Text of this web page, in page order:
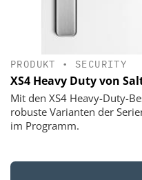
PRODUKT • SECURITY
XS4 Heavy Duty von
Mit den XS4 Heavy-Duty-
robuste Varianten der
im Programm.